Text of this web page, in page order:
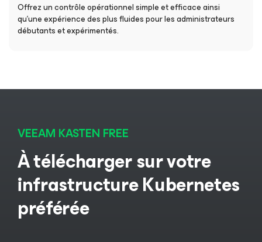
Offrez un contrôle opérationnel simple et efficace ainsi
qu’une expérience des plus fluides pour les administrateurs
débutants et expérimentés.
VEEAM KASTEN FREE
À télécharger sur votre
infrastructure Kubernetes
préférée